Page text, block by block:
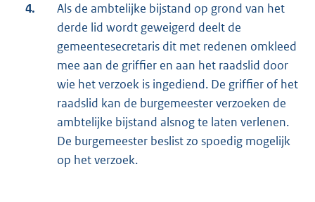
4.
Als de ambtelijke bijstand op grond van het
derde lid wordt geweigerd deelt de
gemeentesecretaris dit met redenen omkleed
mee aan de griffier en aan het raadslid door
wie het verzoek is ingediend. De griffier of het
raadslid kan de burgemeester verzoeken de
ambtelijke bijstand alsnog te laten verlenen.
De burgemeester beslist zo spoedig mogelijk
op het verzoek.